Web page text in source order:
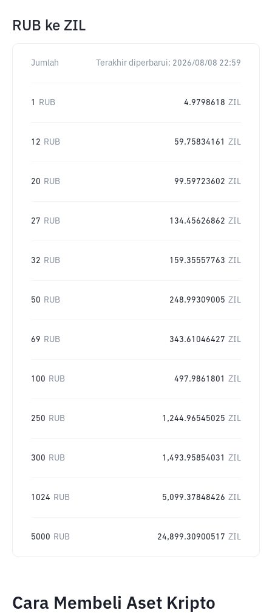
RUB ke ZIL
Jumlah Terakhir diperbarui: 2026/08/08 22:59
1 RUB 4.9798618 ZIL
12 RUB 59.75834161 ZIL
20 RUB 99.59723602 ZIL
27 RUB 134.45626862 ZIL
32 RUB 159.35557763 ZIL
50 RUB 248.99309005 ZIL
69 RUB 343.61046427 ZIL
100 RUB 497.9861801 ZIL
250 RUB 1,244.96545025 ZIL
300 RUB 1,493.95854031 ZIL
1024 RUB 5,099.37848426 ZIL
5000 RUB 24,899.30900517 ZIL
Cara Membeli Aset Kripto